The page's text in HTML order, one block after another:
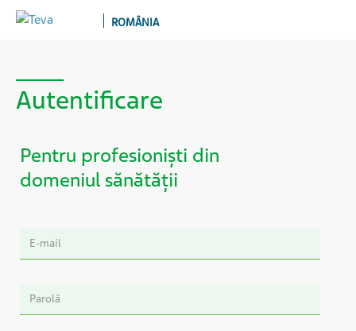
ROMÂNIA
Autentificare